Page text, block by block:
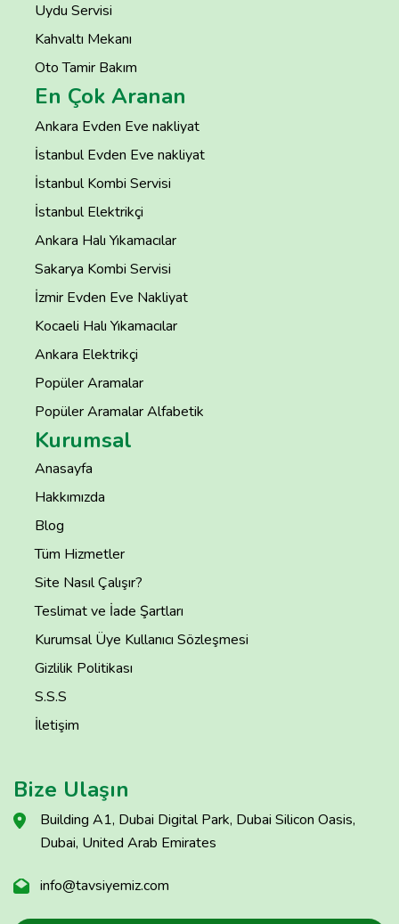
Uydu Servisi
Kahvaltı Mekanı
Oto Tamir Bakım
En Çok Aranan
Ankara Evden Eve nakliyat
İstanbul Evden Eve nakliyat
İstanbul Kombi Servisi
İstanbul Elektrikçi
Ankara Halı Yıkamacılar
Sakarya Kombi Servisi
İzmir Evden Eve Nakliyat
Kocaeli Halı Yıkamacılar
Ankara Elektrikçi
Popüler Aramalar
Popüler Aramalar Alfabetik
Kurumsal
Anasayfa
Hakkımızda
Blog
Tüm Hizmetler
Site Nasıl Çalışır?
Teslimat ve İade Şartları
Kurumsal Üye Kullanıcı Sözleşmesi
Gizlilik Politikası
S.S.S
İletişim
Bize Ulaşın
Building A1, Dubai Digital Park, Dubai Silicon Oasis,
Dubai, United Arab Emirates
info@tavsiyemiz.com